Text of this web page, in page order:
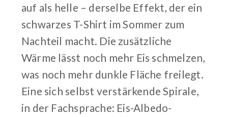
auf als helle – derselbe Effekt, der ein
schwarzes T-Shirt im Sommer zum
Nachteil macht. Die zusätzliche
Wärme lässt noch mehr Eis schmelzen,
was noch mehr dunkle Fläche freilegt.
Eine sich selbst verstärkende Spirale,
in der Fachsprache: Eis-Albedo-